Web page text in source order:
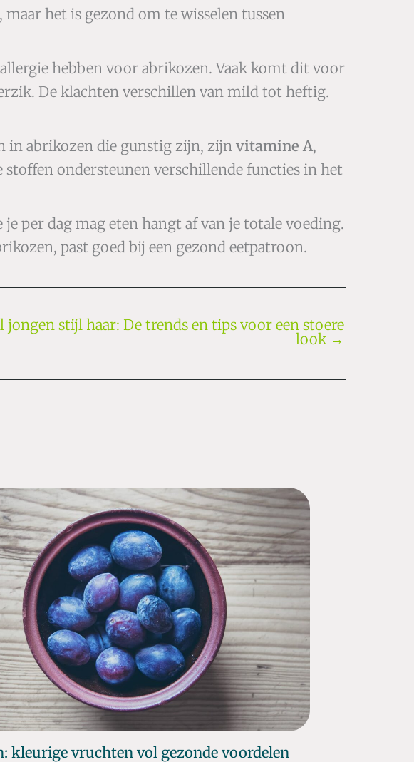
het is gezond om te wisselen tussen
hebben voor abrikozen. Vaak komt dit voor
De klachten verschillen van mild tot heftig.
in abrikozen die gunstig zijn, zijn vitamine A,
stoffen ondersteunen verschillende functies in het
per dag mag eten hangt af van je totale voeding.
past goed bij een gezond eetpatroon.
jongen stijl haar: De trends en tips voor een stoere
look →
kleurige vruchten vol gezonde voordelen